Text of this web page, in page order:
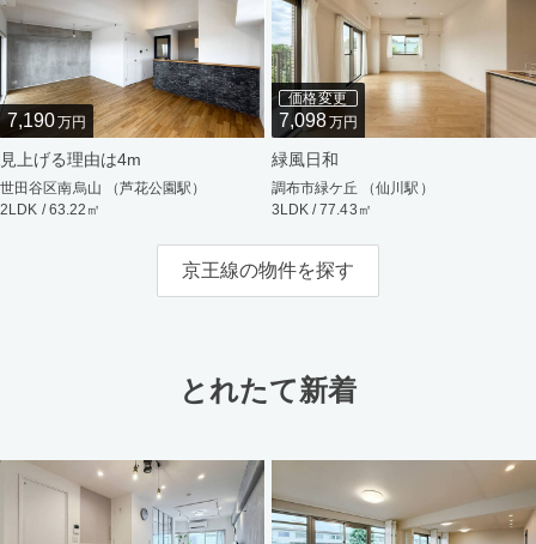
7,190万円
見上げる理由は4m
世田谷区南烏山 （芦花公園駅）
2LDK / 63.22㎡
価格変更
7,098万円
緑風日和
調布市緑ケ丘 （仙川駅）
3LDK / 77.43㎡
京王線の物件を探す
とれたて新着